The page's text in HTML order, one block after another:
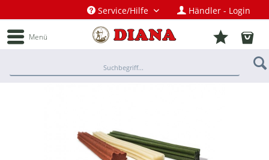
Service/Hilfe Händler - Login
Menü